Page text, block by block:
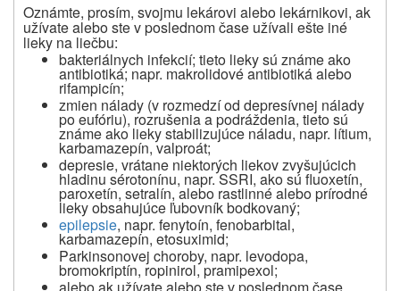
Oznámte, prosím, svojmu lekárovi alebo lekárnikovi, ak
užívate alebo ste v poslednom čase užívali ešte iné
lieky na liečbu:
bakteriálnych infekcií; tieto lieky sú známe ako
antibiotiká; napr. makrolidové antibiotiká alebo
rifampicín;
zmien nálady (v rozmedzí od depresívnej nálady
po eufóriu), rozrušenia a podráždenia, tieto sú
známe ako lieky stabilizujúce náladu, napr. lítium,
karbamazepín, valproát;
depresie, vrátane niektorých liekov zvyšujúcich
hladinu sérotonínu, napr. SSRI, ako sú fluoxetín,
paroxetín, setralín, alebo rastlinné alebo prírodné
lieky obsahujúce ľubovník bodkovaný;
epilepsie, napr. fenytoín, fenobarbital,
karbamazepín, etosuximid;
Parkinsonovej choroby, napr. levodopa,
bromokriptín, ropinirol, pramipexol;